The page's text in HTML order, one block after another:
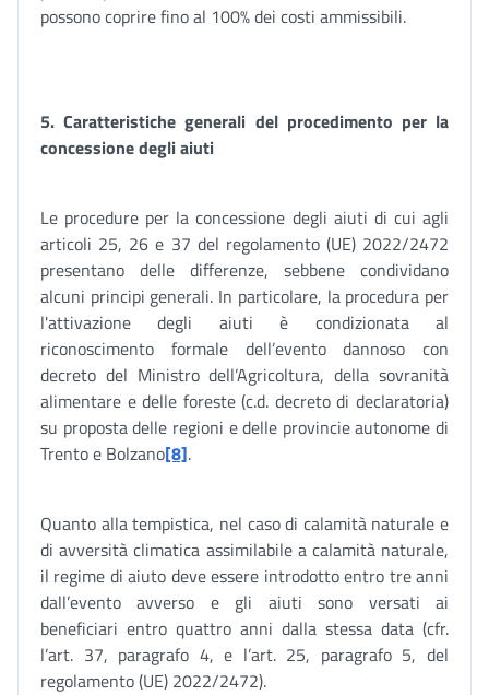
possono coprire fino al 100% dei costi ammissibili.
5. Caratteristiche generali del procedimento per la
concessione degli aiuti
Le procedure per la concessione degli aiuti di cui agli
articoli 25, 26 e 37 del regolamento (UE) 2022/2472
presentano delle differenze, sebbene condividano
alcuni principi generali. In particolare, la procedura per
l'attivazione degli aiuti è condizionata al
riconoscimento formale dell’evento dannoso con
decreto del Ministro dell’Agricoltura, della sovranità
alimentare e delle foreste (c.d. decreto di declaratoria)
su proposta delle regioni e delle provincie autonome di
Trento e Bolzano[8].
Quanto alla tempistica, nel caso di calamità naturale e
di avversità climatica assimilabile a calamità naturale,
il regime di aiuto deve essere introdotto entro tre anni
dall’evento avverso e gli aiuti sono versati ai
beneficiari entro quattro anni dalla stessa data (cfr.
l’art. 37, paragrafo 4, e l’art. 25, paragrafo 5, del
regolamento (UE) 2022/2472).